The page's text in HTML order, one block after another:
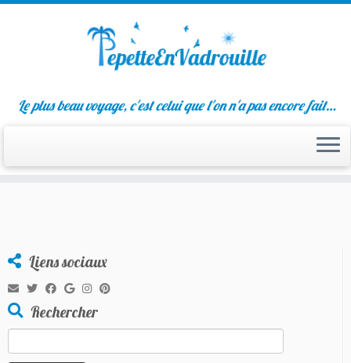
Le plus beau voyage, c'est celui que l'on n'a pas encore fait…
Liens sociaux
Rechercher